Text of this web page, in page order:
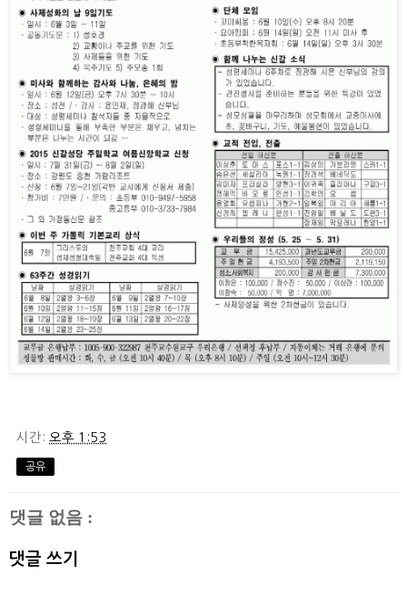
시간: 오후 1:53
공유
댓글 없음 :
댓글 쓰기